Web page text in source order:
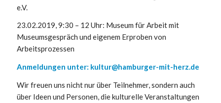
e.V.
23.02.2019, 9:30 – 12 Uhr: Museum für Arbeit mit
Museumsgespräch und eigenem Erproben von
Arbeitsprozessen
Anmeldungen unter: kultur@hamburger-mit-herz.de
Wir freuen uns nicht nur über Teilnehmer, sondern auch
über Ideen und Personen, die kulturelle Veranstaltungen